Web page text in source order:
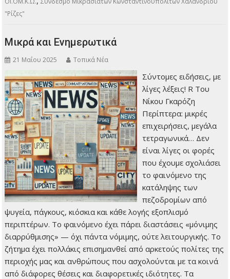
"Ρίζες"
Μικρά και Ενημερωτικά
21 Μαΐου 2025 Τοπικά Νέα
Σύντομες ειδήσεις, με
λίγες λέξεις! R Του
Νίκου Γκαρόζη
Περίπτερα: μικρές
επιχειρήσεις, μεγάλα
τετραγωνικά… Δεν
είναι λίγες οι φορές
που έχουμε σχολιάσει
το φαινόμενο της
κατάληψης των
πεζοδρομίων από
ψυγεία, πάγκους, κιόσκια και κάθε λογής εξοπλισμό
περιπτέρων. Το φαινόμενο έχει πάρει διαστάσεις «μόνιμης
διαρρύθμισης» — όχι πάντα νόμιμης, ούτε λειτουργικής. Το
ζήτημα έχει πολλάκις επισημανθεί από αρκετούς πολίτες της
περιοχής μας και ανθρώπους που ασχολούνται με τα κοινά
από διάφορες θέσεις και διαφορετικές ιδιότητες. Τα